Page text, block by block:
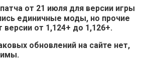
от 21 июля для версии игры
единичные моды, но прочие
от 1,124+ до 1,126+.
обновлений на сайте нет,